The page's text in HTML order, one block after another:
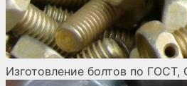
Изготовление болтов по